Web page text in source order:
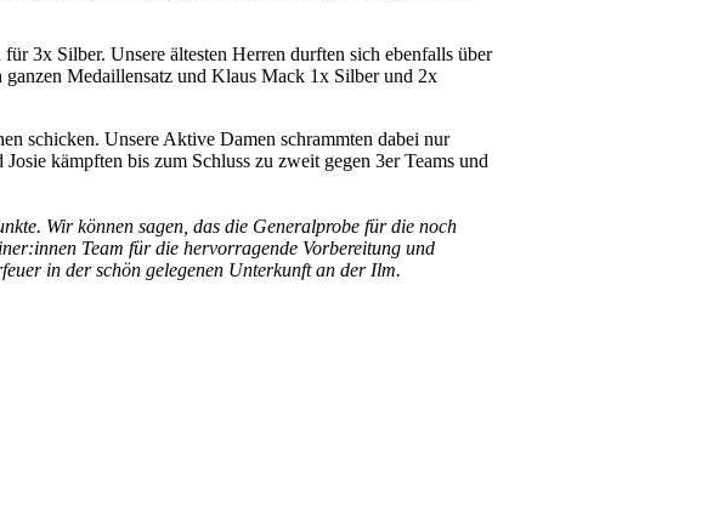
3x Silber. Unsere ältesten Herren durften sich ebenfalls über
Medaillensatz und Klaus Mack 1x Silber und 2x
schicken. Unsere Aktive Damen schrammten dabei nur
kämpften bis zum Schluss zu zweit gegen 3er Teams und
Wir können sagen, das die Generalprobe für die noch
Team für die hervorragende Vorbereitung und
in der schön gelegenen Unterkunft an der Ilm.